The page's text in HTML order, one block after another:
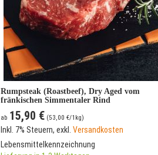
Rumpsteak (Roastbeef), Dry Aged vom
fränkischen Simmentaler Rind
ab 15,90 € (53,00 €/1kg)
Inkl. 7% Steuern,exkl.Versandkosten
Lebensmittelkennzeichnung